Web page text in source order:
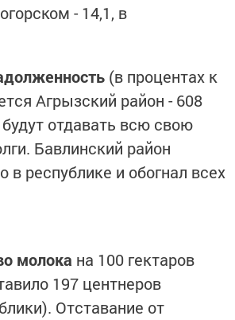
- 14,1, в
(в процентах к
Агрызский район - 608
отдавать всю свою
Бавлинский район
республике и обогнал всех
молока на 100 гектаров
197 центнеров
Отставание от